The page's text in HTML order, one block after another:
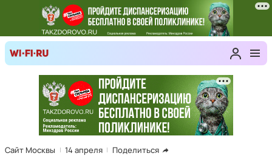
Сайт Москвы 14 апреля Поделиться